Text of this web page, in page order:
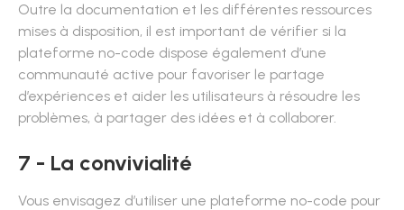
Outre la documentation et les différentes ressources
mises à disposition, il est important de vérifier si la
plateforme no-code dispose également d’une
communauté active pour favoriser le partage
d’expériences et aider les utilisateurs à résoudre les
problèmes, à partager des idées et à collaborer.
7 - La convivialité
Vous envisagez d’utiliser une plateforme no-code pour